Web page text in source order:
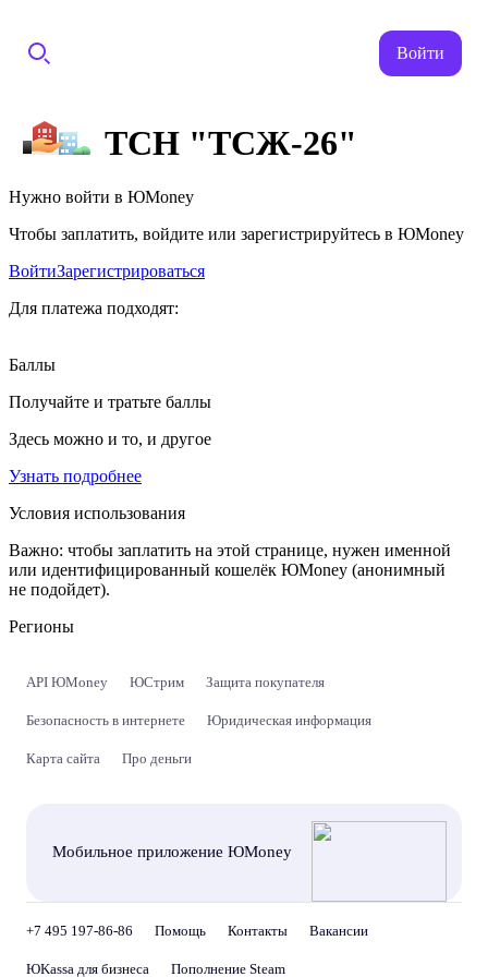
Войти
ТСН "ТСЖ-26"
Нужно войти в ЮMoney
Чтобы заплатить, войдите или зарегистрируйтесь в ЮMoney
ВойтиЗарегистрироваться
Для платежа подходят:
Баллы
Получайте и тратьте баллы
Здесь можно и то, и другое
Узнать подробнее
Условия использования
Важно: чтобы заплатить на этой странице, нужен именной
или идентифицированный кошелёк ЮMoney (анонимный
не подойдет).
Регионы
API ЮMoney ЮСтрим Защита покупателя
Безопасность в интернете Юридическая информация
Карта сайта Про деньги
Мобильное приложение ЮMoney
+7 495 197-86-86 Помощь Контакты Вакансии
ЮKassa для бизнеса Пополнение Steam